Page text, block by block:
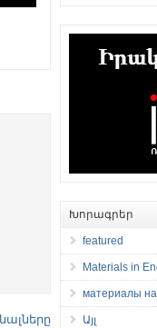
Խորագրեր
featured
Materials in
материалы на
Այլ